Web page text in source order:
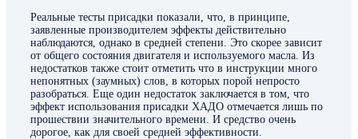
Реальные тесты присадки показали, что, в принципе,
заявленные производителем эффекты действительно
наблюдаются, однако в средней степени. Это скорее зависит
от общего состояния двигателя и используемого масла. Из
недостатков также стоит отметить что в инструкции много
непонятных (заумных) слов, в которых порой непросто
разобраться. Еще один недостаток заключается в том, что
эффект использования присадки ХАДО отмечается лишь по
прошествии значительного времени. И средство очень
дорогое, как для своей средней эффективности.